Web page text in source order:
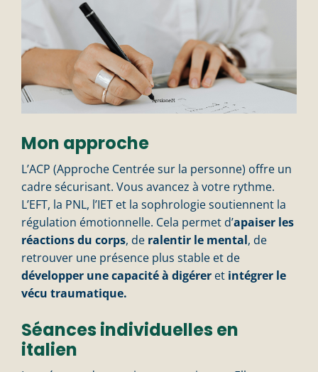
Mon approche
L’ACP (Approche Centrée sur la personne) offre un
cadre sécurisant. Vous avancez à votre rythme.
L’EFT, la PNL, l’IET et la sophrologie soutiennent la
régulation émotionnelle. Cela permet d’apaiser les
réactions du corps, de ralentir le mental, de
retrouver une présence plus stable et de
développer une capacité à digérer et intégrer le
vécu traumatique.
Séances individuelles en
italien